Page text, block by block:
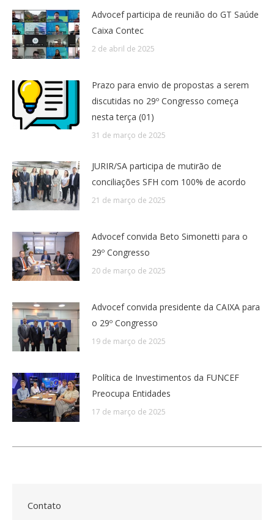
Advocef participa de reunião do GT Saúde
Caixa Contec
2 de abril de 2025
Prazo para envio de propostas a serem
discutidas no 29º Congresso começa
nesta terça (01)
31 de março de 2025
JURIR/SA participa de mutirão de
conciliações SFH com 100% de acordo
21 de março de 2025
Advocef convida Beto Simonetti para o
29º Congresso
20 de março de 2025
Advocef convida presidente da CAIXA para
o 29º Congresso
19 de março de 2025
Política de Investimentos da FUNCEF
Preocupa Entidades
17 de março de 2025
Contato